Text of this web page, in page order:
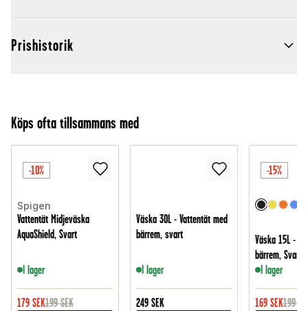
Prishistorik
Köps ofta tillsammans med
-10%
Spigen
Vattentät Midjeväska
AquaShield, Svart
I lager
179 SEK199 SEK
Väska 30L - Vattentät med
bärrem, svart
I lager
249 SEK
-15%
Väska 15L -
bärrem, Svart
I lager
169 SEK199